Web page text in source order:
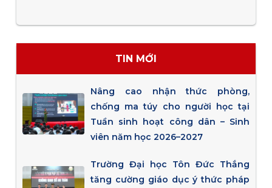
TIN MỚI
Nâng cao nhận thức phòng,
chống ma túy cho người học tại
Tuần sinh hoạt công dân – Sinh
viên năm học 2026–2027
Trường Đại học Tôn Đức Thắng
tăng cường giáo dục ý thức pháp